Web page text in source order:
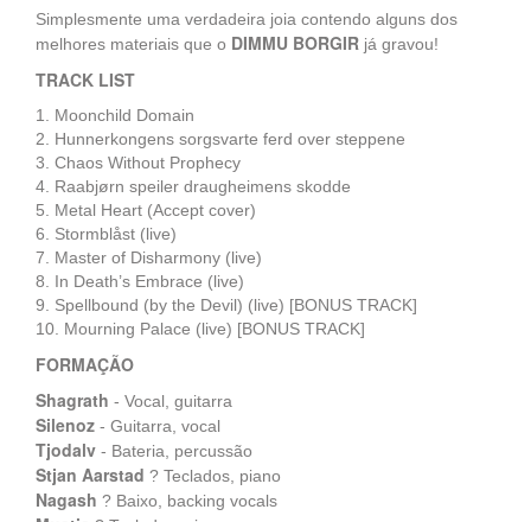
Simplesmente uma verdadeira joia contendo alguns dos
melhores materiais que o DIMMU BORGIR já gravou!
TRACK LIST
1. Moonchild Domain
2. Hunnerkongens sorgsvarte ferd over steppene
3. Chaos Without Prophecy
4. Raabjørn speiler draugheimens skodde
5. Metal Heart (Accept cover)
6. Stormblåst (live)
7. Master of Disharmony (live)
8. In Death’s Embrace (live)
9. Spellbound (by the Devil) (live) [BONUS TRACK]
10. Mourning Palace (live) [BONUS TRACK]
FORMAÇÃO
Shagrath - Vocal, guitarra
Silenoz - Guitarra, vocal
Tjodalv - Bateria, percussão
Stjan Aarstad ? Teclados, piano
Nagash ? Baixo, backing vocals